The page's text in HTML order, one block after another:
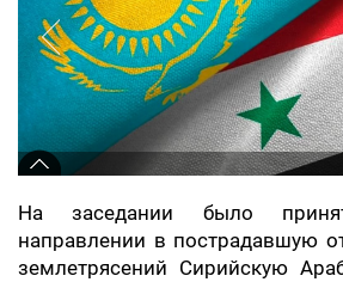
На заседании было
направлении в пострадавшую
землетрясений Сирийскую